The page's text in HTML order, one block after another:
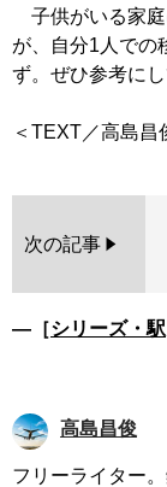
子供がいる家庭
が、自分1人での
ず。ぜひ参考にし
次の記事
―［シリーズ・駅
高島昌俊
フリーライター